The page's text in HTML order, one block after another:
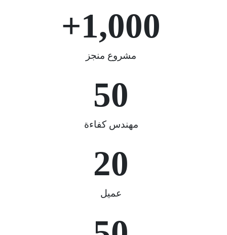
1,000
+
مشروع منجز
50
مهندس كفاءة
20
عميل